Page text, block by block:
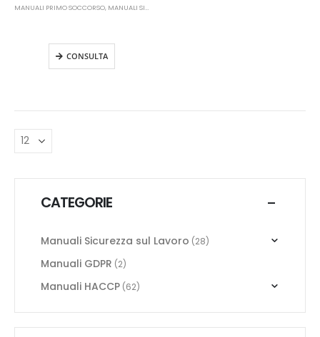
MANUALI PRIMO SOCCORSO, MANUALI SICUREZZA SUL LAVORO
CONSULTA
CATEGORIE
Manuali Sicurezza sul Lavoro (28)
Manuali GDPR (2)
Manuali HACCP (62)